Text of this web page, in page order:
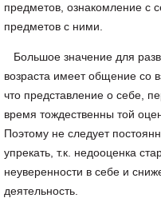
предметов, ознакомление с
предметов с ними.
Большое значение для
возраста имеет общение со
что представление о себе,
время тождественны той
Поэтому не следует
упрекать, т.к. недооценка
неуверенности в себе и
деятельность.